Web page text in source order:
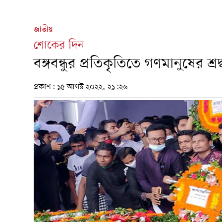
জাতীয়
শোকের দিন
বঙ্গবন্ধুর প্রতিকৃতিতে গণমানুষের
প্রকাশ: ১৫ আগস্ট ২০২২, ২১:২৬